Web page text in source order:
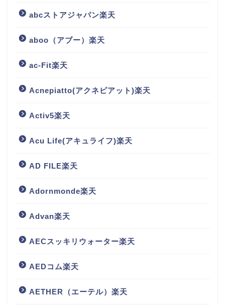
abcストアジャパン楽天
aboo（アブー）楽天
ac-Fit楽天
Acnepiatto(アクネピアット)楽天
Activ5楽天
Acu Life(アキュライフ)楽天
AD FILE楽天
Adornmonde楽天
Advan楽天
AECスッキリウォーター楽天
AEDコム楽天
AETHER（エーテル）楽天